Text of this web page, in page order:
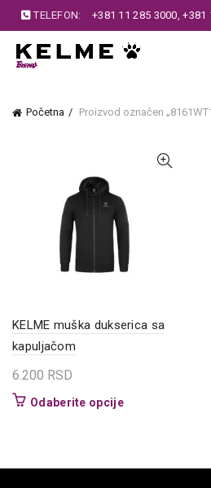
TELEFON: +381 11 285 3000,+381
Početna Proizvod označen
KELME muška dukserica sa
kapuljačom
6.200 RSD
Odaberite opcijeOvaj